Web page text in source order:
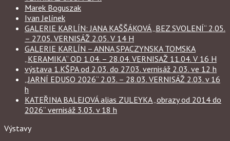
Marek Boguszak
Ivan Jelínek
GALERIE KARLÍN: JANA KAŠŠÁKOVÁ „BEZ SVOLENÍ“ 2.05.
– 27.05. VERNISÁŽ 2.05. V 14 H
GALERIE KARLÍN – ANNA SPACZYNSKA TOMSKA
„KERAMIKA“ OD 1.04. – 28.04. VERNISAŽ 11.04. V 16 H
výstava 1.KŠPA od 2.03. do 27.03. vernisáž 2.03. ve 12 h
„JARNÍ EDUSO 2026“ 2.03. – 28.03. VERNISÁŽ 2.03. v 16
h
KATEŘINA BALEJOVÁ alias ZULEYKA „obrazy od 2014 do
2026“ vernisáž 3.03. v 18 h
Výstavy